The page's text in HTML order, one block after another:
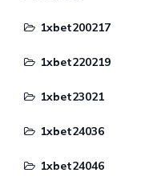
1xbet200217
1xbet220219
1xbet23021
1xbet24036
1xbet24046